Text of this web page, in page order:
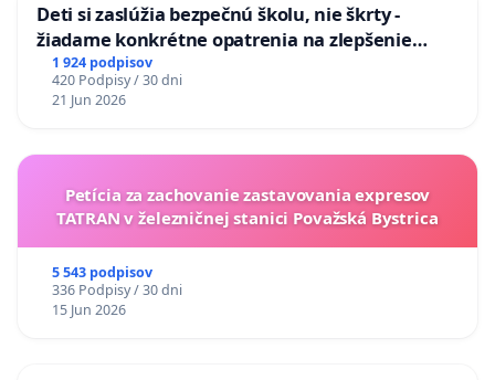
Deti si zaslúžia bezpečnú školu, nie škrty -
žiadame konkrétne opatrenia na zlepšenie
situácie v školstve
1 924 podpisov
420 Podpisy / 30 dni
21 Jun 2026
Petícia za zachovanie zastavovania expresov
TATRAN v železničnej stanici Považská Bystrica
5 543 podpisov
336 Podpisy / 30 dni
15 Jun 2026